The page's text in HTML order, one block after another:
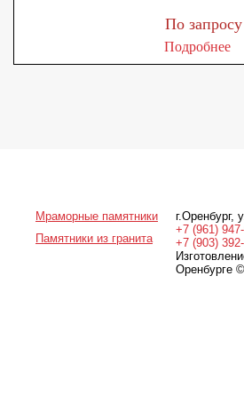
По запросу
Подробнее
Мраморные памятники
Памятники из гранита
г.Оренбург,
+7 (961)
+7 (903)
Оренбурге